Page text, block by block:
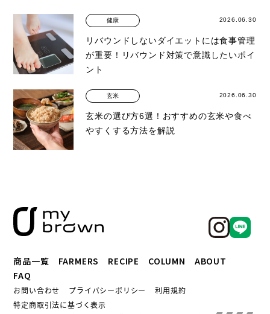
健康 2026.06.30
リバウンドしないダイエットには食事管理
が重要！リバウンド対策で意識したいポイ
ント
玄米 2026.06.30
玄米の選び方6選！おすすめの玄米や食べ
やすくする方法を解説
商品一覧 FARMERS RECIPE COLUMN
ABOUT
FAQ
お問い合わせ プライバシーポリシー
利用規約
特定商取引法に基づく表示